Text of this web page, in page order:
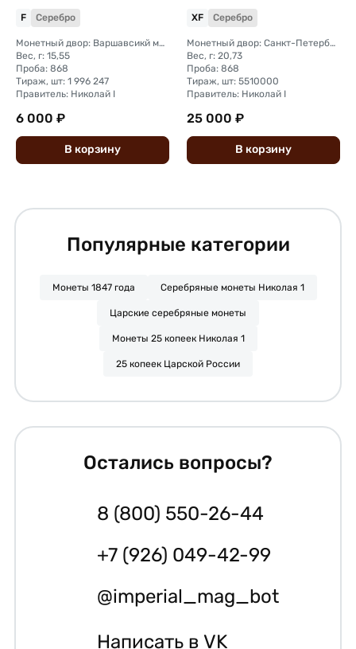
F Серебро
Монетный двор: Варшавсикй монетный двор (Польша)
Вес, г: 15,55
Проба: 868
Тираж, шт: 1 996 247
Правитель: Николай I
6 000 ₽
В корзину
XF Серебро
Монетный двор: Санкт-Петербургский монетный двор
Вес, г: 20,73
Проба: 868
Тираж, шт: 5510000
Правитель: Николай I
25 000 ₽
В корзину
Популярные категории
Монеты 1847 года Серебряные монеты Николая 1
Царские серебряные монеты
Монеты 25 копеек Николая 1
25 копеек Царской России
Остались вопросы?
8 (800) 550-26-44
+7 (926) 049-42-99
@imperial_mag_bot
Написать в VK